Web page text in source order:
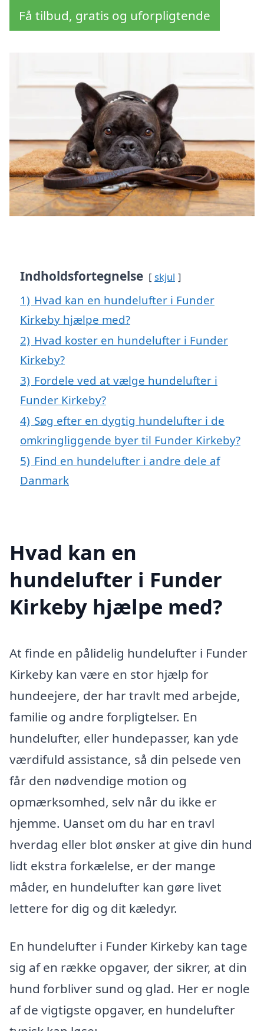
Få tilbud, gratis og uforpligtende
Indholdsfortegnelse skjul
1) Hvad kan en hundelufter i Funder
Kirkeby hjælpe med?
2) Hvad koster en hundelufter i Funder
Kirkeby?
3) Fordele ved at vælge hundelufter i
Funder Kirkeby?
4) Søg efter en dygtig hundelufter i de
omkringliggende byer til Funder Kirkeby?
5) Find en hundelufter i andre dele af
Danmark
Hvad kan en
hundelufter i Funder
Kirkeby hjælpe med?
At finde en pålidelig hundelufter i Funder
Kirkeby kan være en stor hjælp for
hundeejere, der har travlt med arbejde,
familie og andre forpligtelser. En
hundelufter, eller hundepasser, kan yde
værdifuld assistance, så din pelsede ven
får den nødvendige motion og
opmærksomhed, selv når du ikke er
hjemme. Uanset om du har en travl
hverdag eller blot ønsker at give din hund
lidt ekstra forkælelse, er der mange
måder, en hundelufter kan gøre livet
lettere for dig og dit kæledyr.
En hundelufter i Funder Kirkeby kan tage
sig af en række opgaver, der sikrer, at din
hund forbliver sund og glad. Her er nogle
af de vigtigste opgaver, en hundelufter